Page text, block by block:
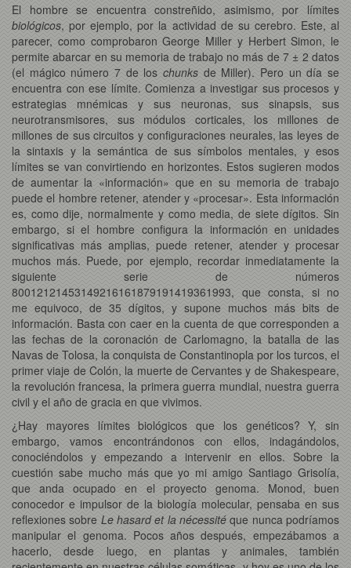
El hombre se encuentra constreñido, asimismo, por límites
biológicos, por ejemplo, por la actividad de su cerebro. Este, al
parecer, como comprobaron George Miller y Herbert Simon, le
permite abarcar en su memoria de trabajo no más de 7 ± 2 datos
(el mágico número 7 de los chunks de Miller). Pero un día se
encuentra con ese límite. Comienza a investigar sus procesos y
estrategias mnémicas y sus neuronas, sus sinapsis, sus
neurotransmisores, sus módulos corticales, los millones de
millones de sus circuitos y configuraciones neurales, las leyes de
la sintaxis y la semántica de sus símbolos mentales, y esos
límites se van convirtiendo en horizontes. Estos sugieren modos
de aumentar la «información» que en su memoria de trabajo
puede el hombre retener, atender y «procesar». Esta información
es, como dije, normalmente y como media, de siete dígitos. Sin
embargo, si el hombre configura la información en unidades
significativas más amplias, puede retener, atender y procesar
muchos más. Puede, por ejemplo, recordar inmediatamente la
siguiente serie de números
80012121453149216161879191419361993, que consta, si no
me equivoco, de 35 dígitos, y supone muchos más bits de
información. Basta con caer en la cuenta de que corresponden a
las fechas de la coronación de Carlomagno, la batalla de las
Navas de Tolosa, la conquista de Constantinopla por los turcos, el
primer viaje de Colón, la muerte de Cervantes y de Shakespeare,
la revolución francesa, la primera guerra mundial, nuestra guerra
civil y el año de gracia en que vivimos.
¿Hay mayores límites biológicos que los genéticos? Y, sin
embargo, vamos encontrándonos con ellos, indagándolos,
conociéndolos y empezando a intervenir en ellos. Sobre la
cuestión sabe mucho más que yo mi amigo Santiago Grisolía,
que anda ocupado en el proyecto genoma. Monod, buen
conocedor e impulsor de la biología molecular, pensaba en sus
reflexiones sobre Le hasard et la nécessité que nunca podríamos
manipular el genoma. Pocos años después, empezábamos a
hacerlo, desde luego, en plantas y animales, también